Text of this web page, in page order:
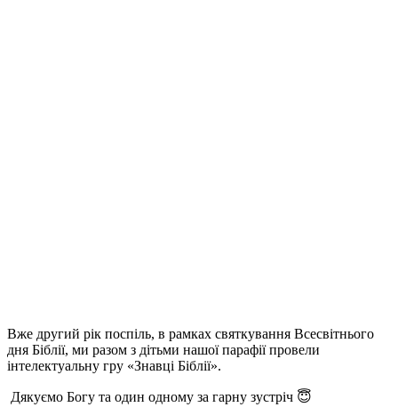
Вже другий рік поспіль, в рамках святкування Всесвітнього
дня Біблії, ми разом з дітьми нашої парафії провели
інтелектуальну гру «Знавці Біблії».
Дякуємо Богу та один одному за гарну зустріч 😇